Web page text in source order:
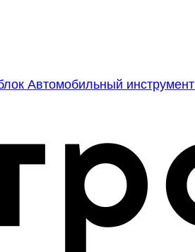
Автомобильный инструмент